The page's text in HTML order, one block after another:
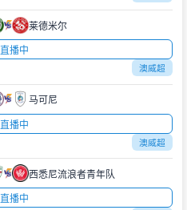
莱德米尔
直播中
澳威超
马可尼
直播中
澳威超
西悉尼流浪者青年队
直播中